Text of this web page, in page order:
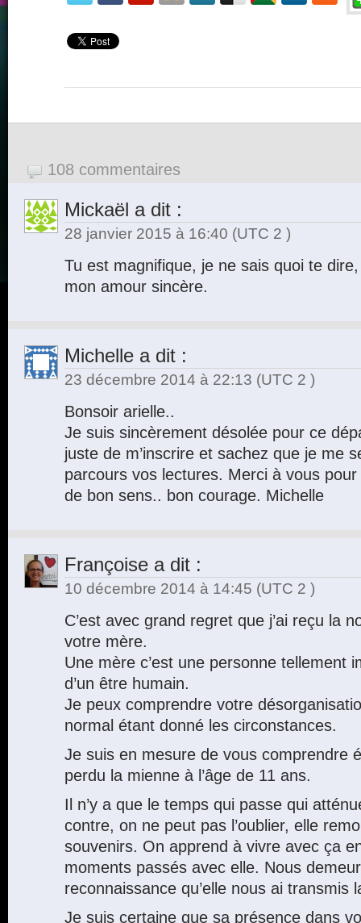
108 commentaires
Mickaël a dit :
28 janvier 2015 à 16:40 (UTC 2 )
Tu est magnifique, je ne sais quoi te
mon amour sincère.
Michelle a dit :
23 décembre 2014 à 22:13 (UTC 2 )
Bonsoir arielle..
Je suis sincèrement désolée pour ce
juste de m’inscrire et sachez que je me
parcours vos lectures. Merci à vous
de bon sens.. bon courage. Michelle
Françoise a dit :
10 décembre 2014 à 14:45 (UTC 2 )
C’est avec grand regret que j’ai reçu la
votre mère.
Une mère c’est une personne tellement
d’un être humain.
Je peux comprendre votre
normal étant donné les circonstances.
Je suis en mesure de vous comprendre
perdu la mienne à l’âge de 11 ans.
Il n’y a que le temps qui passe qui
contre, on ne peut pas l’oublier, elle
souvenirs. On apprend à vivre avec ça
moments passés avec elle. Nous
reconnaissance qu’elle nous ai transmis
Je suis certaine que sa présence dans